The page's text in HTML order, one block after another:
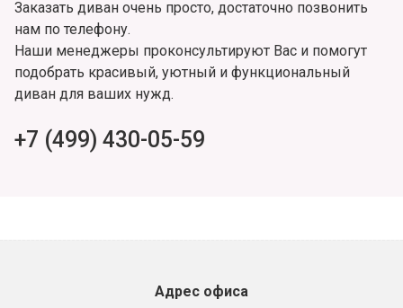
Заказать диван очень просто, достаточно позвонить
нам по телефону.
Наши менеджеры проконсультируют Вас и помогут
подобрать красивый, уютный и функциональный
диван для ваших нужд.
+7 (499) 430-05-59
Адрес офиса